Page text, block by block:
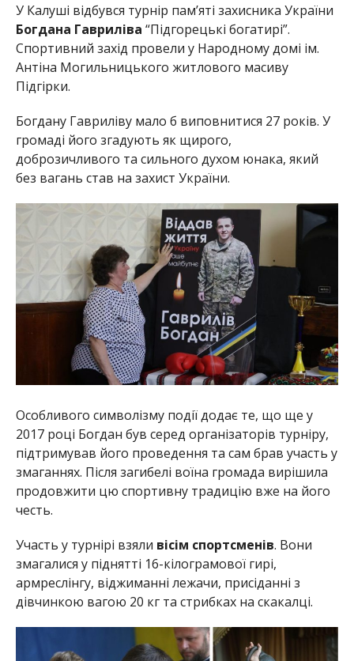
У Калуші відбувся турнір пам’яті захисника України
Богдана Гавриліва “Підгорецькі богатирі”.
Спортивний захід провели у Народному домі ім.
Антіна Могильницького житлового масиву
Підгірки.
Богдану Гавриліву мало б виповнитися 27 років. У
громаді його згадують як щирого,
доброзичливого та сильного духом юнака, який
без вагань став на захист України.
Особливого символізму події додає те, що ще у
2017 році Богдан був серед організаторів турніру,
підтримував його проведення та сам брав участь у
змаганнях. Після загибелі воїна громада вирішила
продовжити цю спортивну традицію вже на його
честь.
Участь у турнірі взяли вісім спортсменів. Вони
змагалися у піднятті 16-кілограмової гирі,
армреслінгу, віджиманні лежачи, присіданні з
дівчинкою вагою 20 кг та стрибках на скакалці.